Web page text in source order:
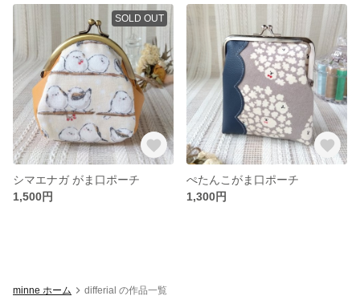
SOLD OUT
シマエナガ がま口ポーチ
1,500円
ぺたんこがま口ポーチ
1,300円
minne ホーム differial の作品一覧